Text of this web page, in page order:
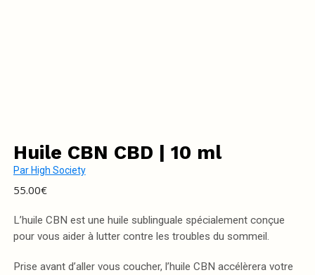
Huile CBN CBD | 10 ml
Par High Society
55.00€
L’huile CBN est une huile sublinguale spécialement conçue
pour vous aider à lutter contre les troubles du sommeil.
Prise avant d’aller vous coucher, l’huile CBN accélèrera votre